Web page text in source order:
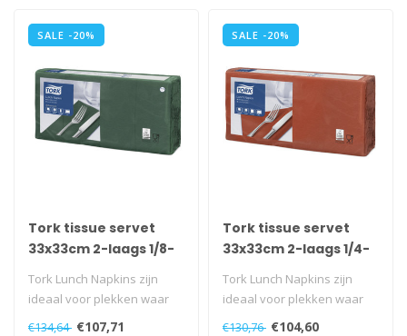
SALE -20%
Tork tissue servet
33x33cm 2-laags 1/8-
green 10x200
Tork Lunch Napkins zijn
ideaal voor plekken waar
lichte maaltijden of snacks
€134,64 €107,71
SALE -20%
Tork tissue servet
33x33cm 2-laags 1/4-
10x200
Tork Lunch Napkins zijn
ideaal voor plekken waar
lichte maaltijden of snacks
€130,76 €104,60